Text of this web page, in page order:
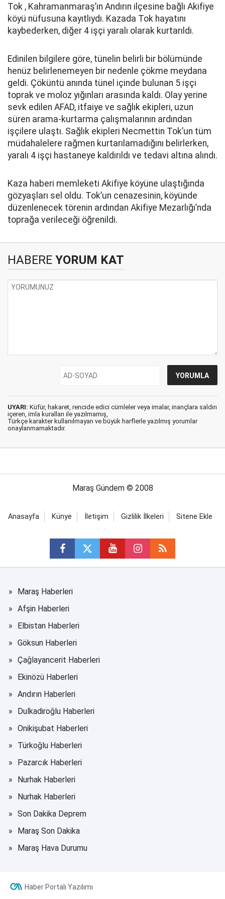
Tok , Kahramanmaraş’ın Andırın ilçesine bağlı Akifiye
köyü nüfusuna kayıtlıydı. Kazada Tok hayatını
kaybederken, diğer 4 işçi yaralı olarak kurtarıldı.
Edinilen bilgilere göre, tünelin belirli bir bölümünde
henüz belirlenemeyen bir nedenle çökme meydana
geldi. Çöküntü anında tünel içinde bulunan 5 işçi
toprak ve moloz yığınları arasında kaldı. Olay yerine
sevk edilen AFAD, itfaiye ve sağlık ekipleri, uzun
süren arama-kurtarma çalışmalarının ardından
işçilere ulaştı. Sağlık ekipleri Necmettin Tok’un tüm
müdahalelere rağmen kurtarılamadığını belirlerken,
yaralı 4 işçi hastaneye kaldırıldı ve tedavi altına alındı.
Kaza haberi memleketi Akifiye köyüne ulaştığında
gözyaşları sel oldu. Tok’un cenazesinin, köyünde
düzenlenecek törenin ardından Akifiye Mezarlığı’nda
toprağa verileceği öğrenildi.
HABERE YORUM KAT
UYARI: Küfür, hakaret, rencide edici cümleler veya imalar, inançlara saldırı
içeren, imla kuralları ile yazılmamış,
Türkçe karakter kullanılmayan ve büyük harflerle yazılmış yorumlar
onaylanmamaktadır.
Maraş Gündem © 2008
Anasayfa Künye İletişim Gizlilik İlkeleri Sitene Ekle
Maraş Haberleri
Afşin Haberleri
Elbistan Haberleri
Göksun Haberleri
Çağlayancerit Haberleri
Ekinözü Haberleri
Andırın Haberleri
Dulkadiroğlu Haberleri
Onikişubat Haberleri
Türkoğlu Haberleri
Pazarcık Haberleri
Nurhak Haberleri
Nurhak Haberleri
Son Dakika Deprem
Maraş Son Dakika
Maraş Hava Durumu
Haber Portalı Yazılımı